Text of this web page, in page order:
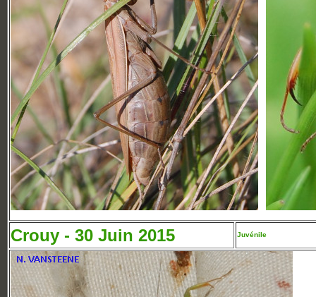
Crouy - 30 Juin 2015 Juvénile